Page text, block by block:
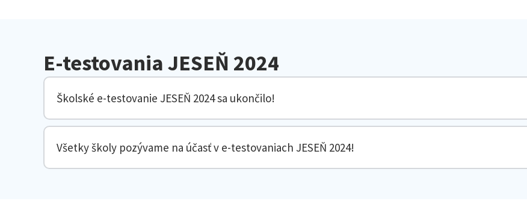
E-testovania JESEŇ 2024
Školské e-testovanie JESEŇ 2024 sa ukončilo!
Všetky školy pozývame na účasť v e-testovaniach JESEŇ 2024!